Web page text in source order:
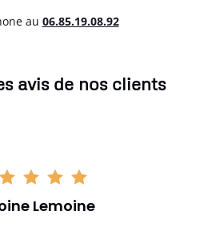
au 06.85.19.08.92
avis de nos clients
Lemoine